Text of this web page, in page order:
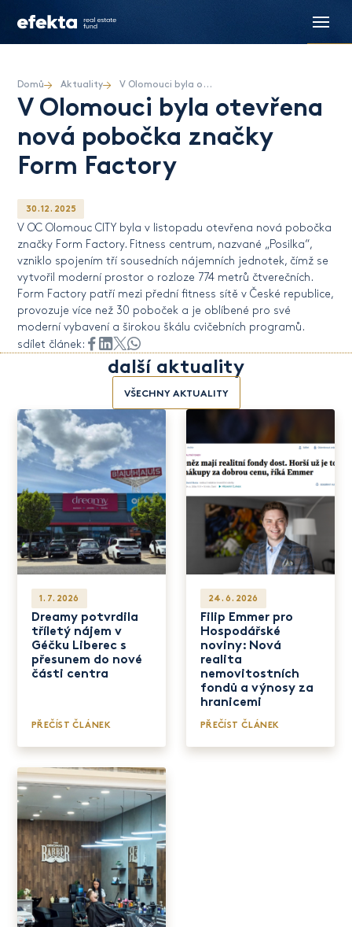
Domů Aktuality V Olomouci byla otevřena nová pobočka značky Form Factory
V Olomouci byla otevřena
nová pobočka značky
Form Factory
30. 12. 2025
V OC Olomouc CITY byla v listopadu otevřena nová pobočka
značky Form Factory. Fitness centrum, nazvané „Posilka“,
vzniklo spojením tří sousedních nájemních jednotek, čímž se
vytvořil moderní prostor o rozloze 774 metrů čtverečních.
Form Factory patří mezi přední fitness sítě v České republice,
provozuje více než 30 poboček a je oblíbené pro své
moderní vybavení a širokou škálu cvičebních programů.
sdílet článek:
další aktuality
VŠECHNY AKTUALITY
1. 7. 2026
Dreamy potvrdila
tříletý nájem v
Géčku Liberec s
přesunem do nové
části centra
PŘEČÍST ČLÁNEK
24. 6. 2026
Filip Emmer pro
Hospodářské
noviny: Nová
realita
nemovitostních
fondů a výnosy za
hranicemi
PŘEČÍST ČLÁNEK